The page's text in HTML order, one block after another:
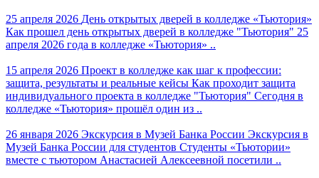
25 апреля 2026 День открытых дверей в колледже «Тьютория»
Как прошел день открытых дверей в колледже "Тьютория" 25
апреля 2026 года в колледже «Тьютория» ..
15 апреля 2026 Проект в колледже как шаг к профессии:
защита, результаты и реальные кейсы Как проходит защита
индивидуального проекта в колледже "Тьютория" Сегодня в
колледже «Тьютория» прошёл один из ..
26 января 2026 Экскурсия в Музей Банка России Экскурсия в
Музей Банка России для студентов Студенты «Тьютории»
вместе с тьютором Анастасией Алексеевной посетили ..